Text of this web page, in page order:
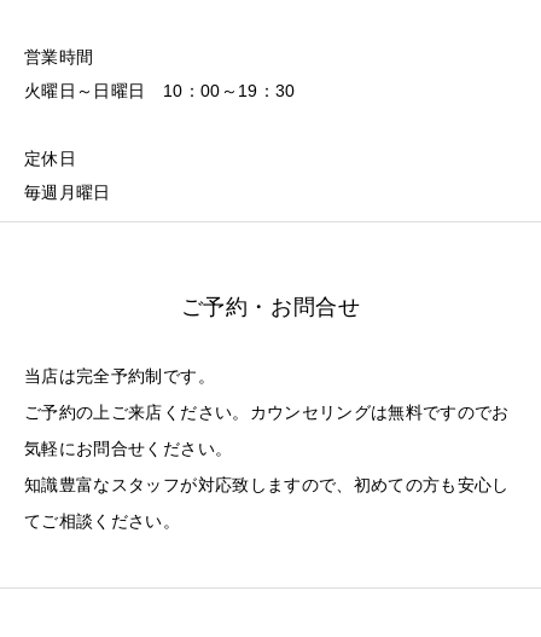
営業時間
火曜日～日曜日 10：00～19：30
定休日
毎週月曜日
ご予約・お問合せ
当店は完全予約制です。
ご予約の上ご来店ください。カウンセリングは無料ですのでお
気軽にお問合せください。
知識豊富なスタッフが対応致しますので、初めての方も安心し
てご相談ください。